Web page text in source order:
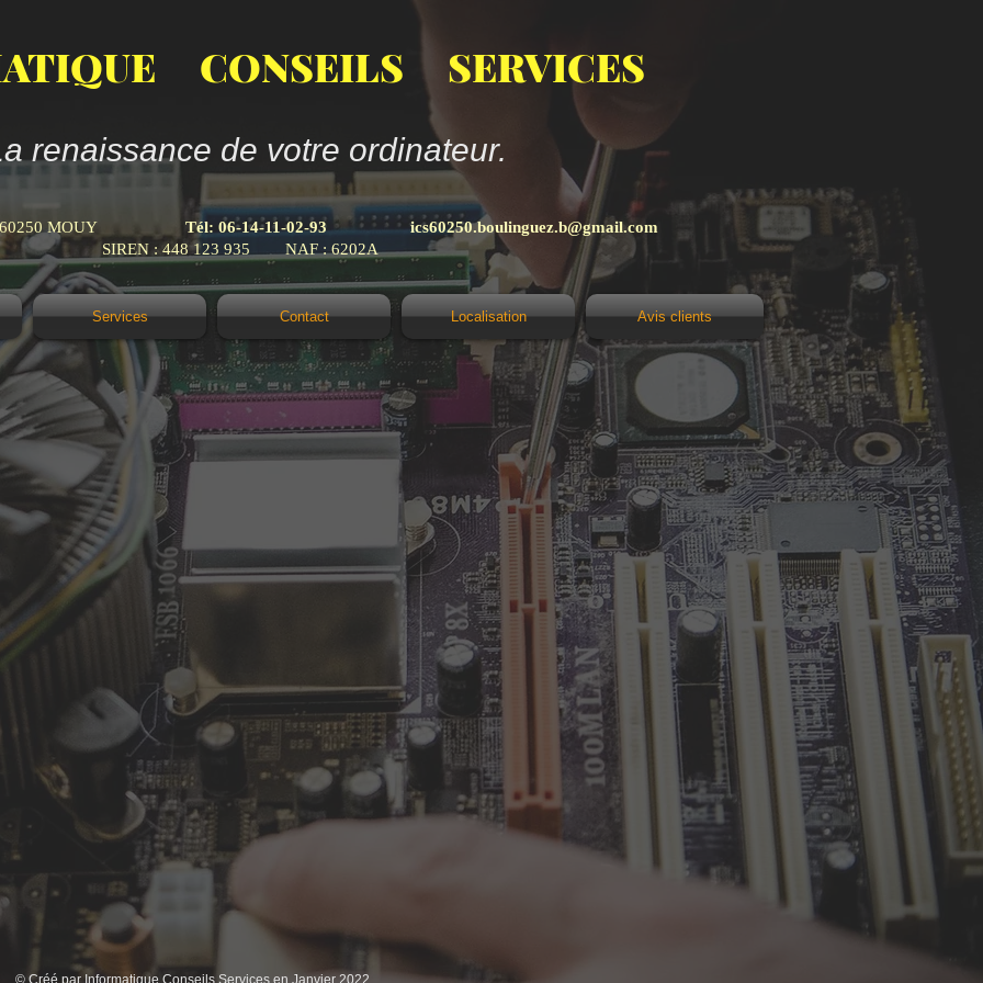
CONSEILS SERVICES
renaissance de votre ordinateur.
- 60250 MOUY Tél: 06-14-11-02-93
ics60250.boulinguez.b@gmail.com
SIREN : 448 123 935 NAF : 6202A
Services Contact Localisation Avis clients
© Créé par Informatique Conseils Services en Janvier 2022